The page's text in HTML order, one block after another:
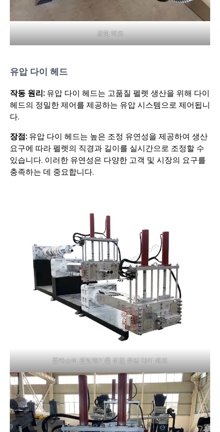
금형 헤드
유압 다이 헤드
작동 원리: 유압 다이 헤드는 고품질 펠렛 생산을 위해 다이
헤드의 정밀한 제어를 제공하는 유압 시스템으로 제어됩니
다.
장점: 유압 다이 헤드는 높은 조정 유연성을 제공하여 생산
요구에 따라 펠렛의 직경과 길이를 실시간으로 조정할 수
있습니다. 이러한 유연성은 다양한 고객 및 시장의 요구를
충족하는 데 중요합니다.
플라스틱 펠릿화기를 위한 유압 다이 헤드